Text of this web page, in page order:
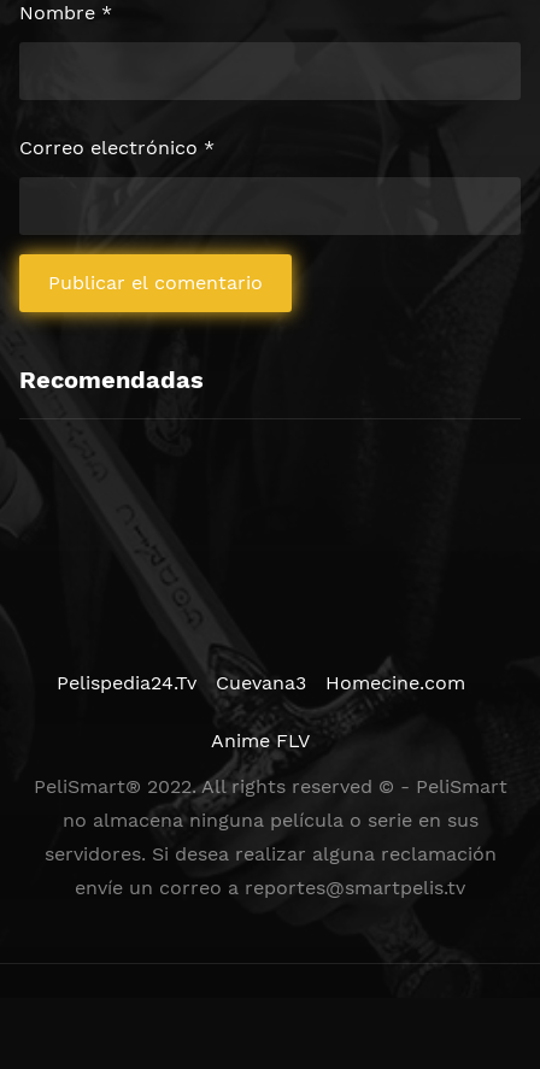
Nombre *
Correo electrónico *
Recomendadas
Pelispedia24.Tv Cuevana3 Homecine.com
Anime FLV
PeliSmart® 2022. All rights reserved © - PeliSmart
no almacena ninguna película o serie en sus
servidores. Si desea realizar alguna reclamación
envíe un correo a reportes@smartpelis.tv